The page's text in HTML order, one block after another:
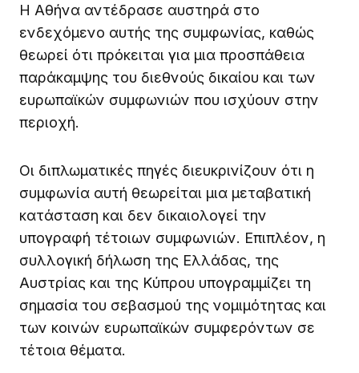
Η Αθήνα αντέδρασε αυστηρά στο
ενδεχόμενο αυτής της συμφωνίας, καθώς
θεωρεί ότι πρόκειται για μια προσπάθεια
παράκαμψης του διεθνούς δικαίου και των
ευρωπαϊκών συμφωνιών που ισχύουν στην
περιοχή.
Οι διπλωματικές πηγές διευκρινίζουν ότι η
συμφωνία αυτή θεωρείται μια μεταβατική
κατάσταση και δεν δικαιολογεί την
υπογραφή τέτοιων συμφωνιών. Επιπλέον, η
συλλογική δήλωση της Ελλάδας, της
Αυστρίας και της Κύπρου υπογραμμίζει τη
σημασία του σεβασμού της νομιμότητας και
των κοινών ευρωπαϊκών συμφερόντων σε
τέτοια θέματα.